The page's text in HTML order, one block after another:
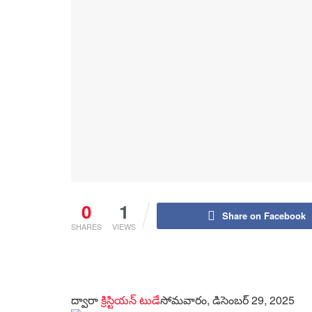
0
SHARES
1
VIEWS
Share on Facebook
ద్వారాక్రిస్టియన్ టుడేసోమవారం, డిసెంబర్ 29, 2025